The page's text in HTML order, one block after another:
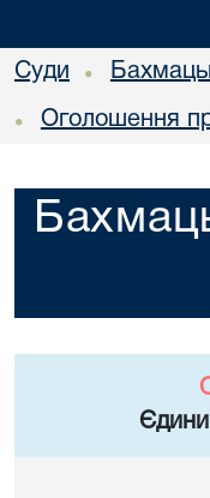
Суди •
• Оголошення